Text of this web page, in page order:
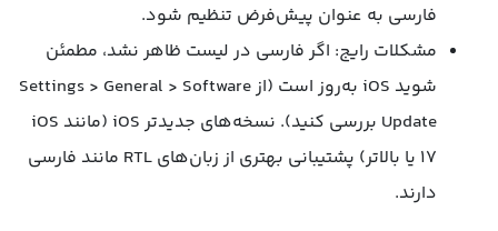
فارسی به عنوان پیش‌فرض تنظیم شود.
مشکلات رایج: اگر فارسی در لیست ظاهر نشد، مطمئن
شوید iOS به‌روز است (از Settings > General > Software
Update بررسی کنید). نسخه‌های جدیدتر iOS (مانند iOS
17 یا بالاتر) پشتیبانی بهتری از زبان‌های RTL مانند فارسی
دارند.